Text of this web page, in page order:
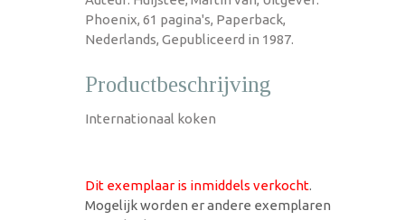
Phoenix, 61 pagina's, Paperback,
Nederlands, Gepubliceerd in 1987.
Productbeschrijving
Internationaal koken
Dit exemplaar is inmiddels verkocht.
Mogelijk worden er andere exemplaren